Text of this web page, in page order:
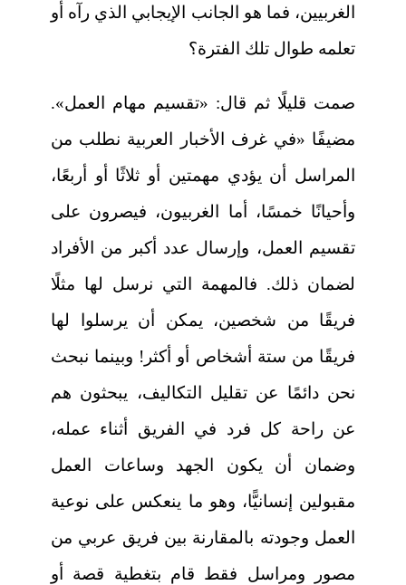
الغربيين، فما هو الجانب الإيجابي الذي رآه أو
تعلمه طوال تلك الفترة؟
صمت قليلًا ثم قال: «تقسيم مهام العمل».
مضيفًا «في غرف الأخبار العربية نطلب من
المراسل أن يؤدي مهمتين أو ثلاثًا أو أربعًا،
وأحيانًا خمسًا، أما الغربيون، فيصرون على
تقسيم العمل، وإرسال عدد أكبر من الأفراد
لضمان ذلك. فالمهمة التي نرسل لها مثلًا
فريقًا من شخصين، يمكن أن يرسلوا لها
فريقًا من ستة أشخاص أو أكثر! وبينما نبحث
نحن دائمًا عن تقليل التكاليف، يبحثون هم
عن راحة كل فرد في الفريق أثناء عمله،
وضمان أن يكون الجهد وساعات العمل
مقبولين إنسانيًّا، وهو ما ينعكس على نوعية
العمل وجودته بالمقارنة بين فريق عربي من
مصور ومراسل فقط قام بتغطية قصة أو